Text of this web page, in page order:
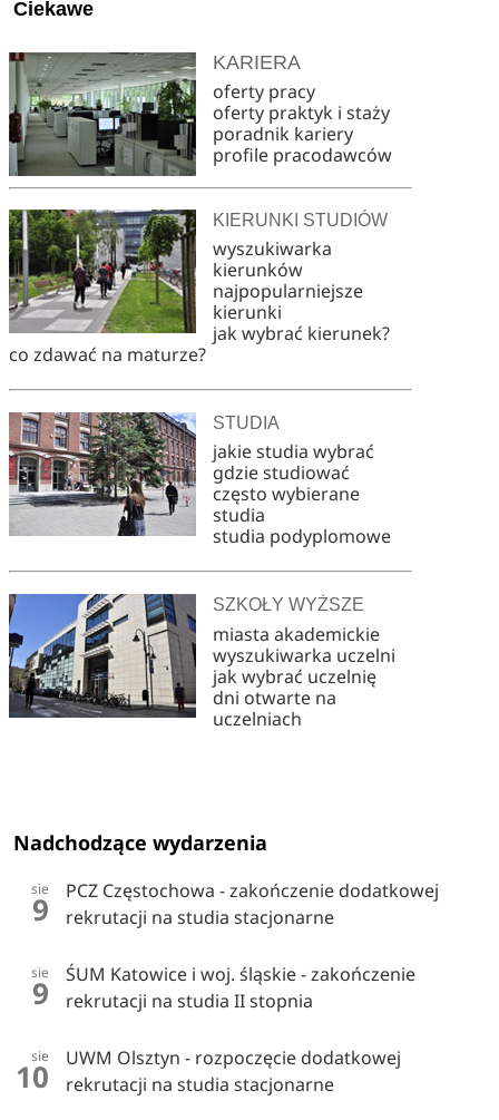
Ciekawe
KARIERA
oferty pracy
oferty praktyk i staży
poradnik kariery
profile pracodawców
KIERUNKI STUDIÓW
wyszukiwarka
kierunków
najpopularniejsze
kierunki
jak wybrać kierunek?
co zdawać na maturze?
STUDIA
jakie studia wybrać
gdzie studiować
często wybierane
studia
studia podyplomowe
SZKOŁY WYŻSZE
miasta akademickie
wyszukiwarka uczelni
jak wybrać uczelnię
dni otwarte na
uczelniach
Nadchodzące wydarzenia
sie
9
PCZ Częstochowa - zakończenie dodatkowej
rekrutacji na studia stacjonarne
sie
9
ŚUM Katowice i woj. śląskie - zakończenie
rekrutacji na studia II stopnia
sie
10
UWM Olsztyn - rozpoczęcie dodatkowej
rekrutacji na studia stacjonarne